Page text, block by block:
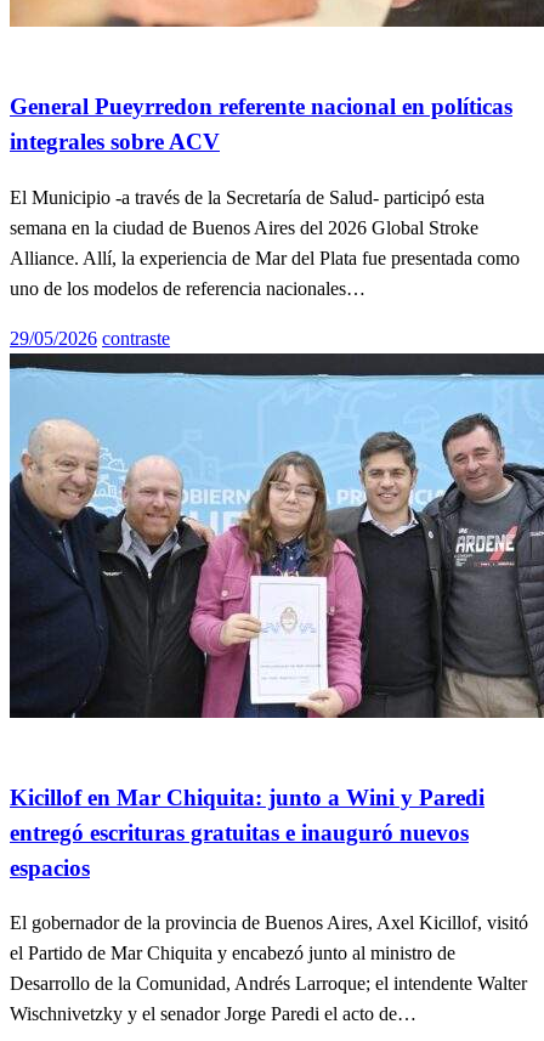
General Pueyrredon referente nacional en políticas
integrales sobre ACV
El Municipio -a través de la Secretaría de Salud- participó esta
semana en la ciudad de Buenos Aires del 2026 Global Stroke
Alliance. Allí, la experiencia de Mar del Plata fue presentada como
uno de los modelos de referencia nacionales…
Publicado
el
29/05/2026 contraste
Kicillof en Mar Chiquita: junto a Wini y Paredi
entregó escrituras gratuitas e inauguró nuevos
espacios
El gobernador de la provincia de Buenos Aires, Axel Kicillof, visitó
el Partido de Mar Chiquita y encabezó junto al ministro de
Desarrollo de la Comunidad, Andrés Larroque; el intendente Walter
Wischnivetzky y el senador Jorge Paredi el acto de…